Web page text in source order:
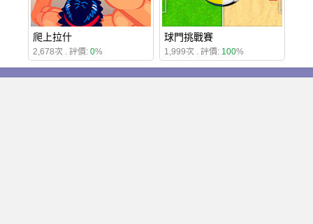
爬上拉什
2,678次 . 評價: 0%
球門挑戰賽
1,999次 . 評價: 100%